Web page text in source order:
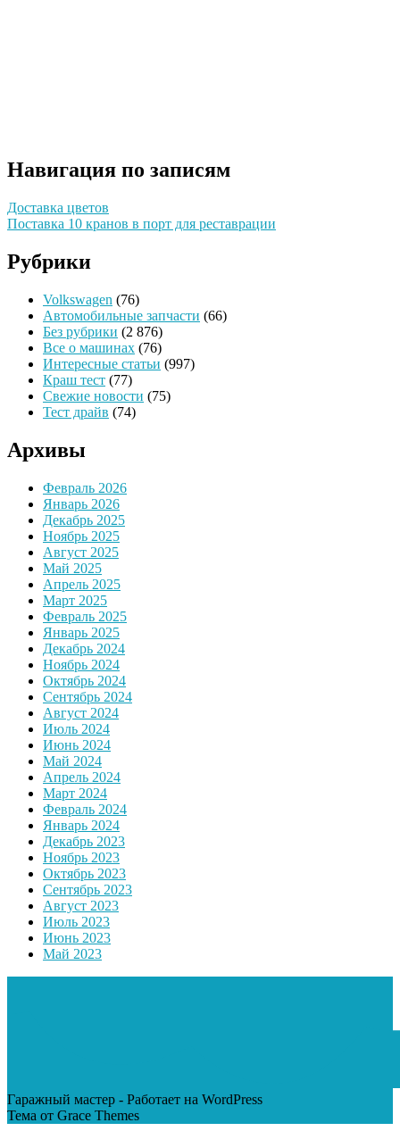
Навигация по записям
Доставка цветов
Поставка 10 кранов в порт для реставрации
Рубрики
Volkswagen (76)
Автомобильные запчасти (66)
Без рубрики (2 876)
Все о машинах (76)
Интересные статьи (997)
Краш тест (77)
Свежие новости (75)
Тест драйв (74)
Архивы
Февраль 2026
Январь 2026
Декабрь 2025
Ноябрь 2025
Август 2025
Май 2025
Апрель 2025
Март 2025
Февраль 2025
Январь 2025
Декабрь 2024
Ноябрь 2024
Октябрь 2024
Сентябрь 2024
Август 2024
Июль 2024
Июнь 2024
Май 2024
Апрель 2024
Март 2024
Февраль 2024
Январь 2024
Декабрь 2023
Ноябрь 2023
Октябрь 2023
Сентябрь 2023
Август 2023
Июль 2023
Июнь 2023
Май 2023
Гаражный мастер - Работает на WordPress
Тема от Grace Themes